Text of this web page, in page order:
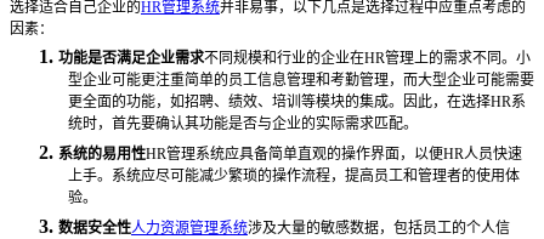
选择适合自己企业的HR管理系统并非易事，以下几点是选择过程中应重点考虑的
因素：
1. 功能是否满足企业需求不同规模和行业的企业在HR管理上的需求不同。小
型企业可能更注重简单的员工信息管理和考勤管理，而大型企业可能需要
更全面的功能，如招聘、绩效、培训等模块的集成。因此，在选择HR系
统时，首先要确认其功能是否与企业的实际需求匹配。
2. 系统的易用性HR管理系统应具备简单直观的操作界面，以便HR人员快速
上手。系统应尽可能减少繁琐的操作流程，提高员工和管理者的使用体
验。
3. 数据安全性人力资源管理系统涉及大量的敏感数据，包括员工的个人信